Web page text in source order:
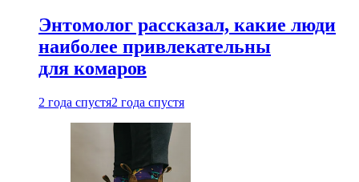
Энтомолог рассказал, какие люди
наиболее привлекательны
для комаров
2 года спустя2 года спустя